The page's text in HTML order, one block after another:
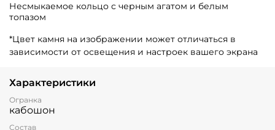
Несмыкаемое кольцо с черным агатом и белым
топазом
*Цвет камня на изображении может отличаться в
зависимости от освещения и настроек вашего экрана
Характеристики
Огранка
кабошон
Состав